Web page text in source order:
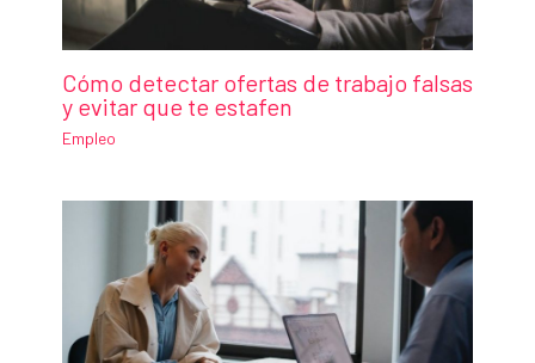
Cómo detectar ofertas de trabajo falsas
y evitar que te estafen
Empleo